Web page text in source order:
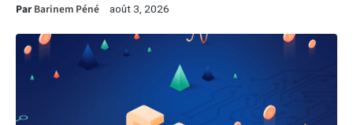
ParBarinem Péné août 3, 2026